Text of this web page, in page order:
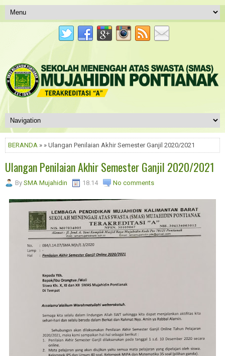
BERANDA » » Ulangan Penilaian Akhir Semester Ganjil 2020/2021
Ulangan Penilaian Akhir Semester Ganjil 2020/2021
By SMA Mujahidin 18.14 No comments